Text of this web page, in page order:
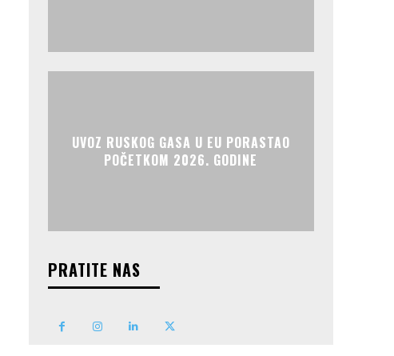
UVOZ RUSKOG GASA U EU PORASTAO
POČETKOM 2026. GODINE
PRATITE NAS